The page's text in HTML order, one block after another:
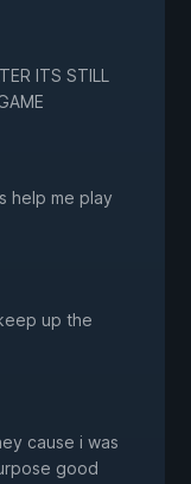
ITS STILL
help me play
up the
cause i was
good